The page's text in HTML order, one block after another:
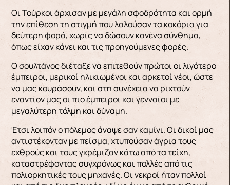
Οι Τούρκοι άρχισαν με μεγάλη σφοδρότητα και ορμή
την επί­θεση τη στιγμή που λαλούσαν τα κοκόρια για
δεύ­τερη φορά, χωρίς να δώσουν κανένα σύνθημα,
όπως είχαν κάνει και τις προηγούμενες φορές.
Ο σουλτάνος διέταξε να επιτεθούν πρώτοι οι λιγότε­ρο
έμπειροι, μερικοί ηλικιωμένοι και αρκετοί νέοι, ώστε
να μας κουράσουν, και στη συνέχεια να ρι­χτούν
εναντίον μας οι πιο έμπειροι και γενναίοι με
μεγαλύτερη τόλμη και δύναμη.
Έτσι λοιπόν ο πό­λεμος άναψε σαν καμίνι. Οι δικοί μας
αντιστέκο­νταν με πείσμα, χτυπούσαν άγρια τους
εχθρούς και τους γκρέμιζαν κάτω από τα τείχη,
καταστρέ­φοντας συγχρόνως και πολλές από τις
πολιορκη­τικές τους μηχανές. Οι νεκροί ήταν πολλοί